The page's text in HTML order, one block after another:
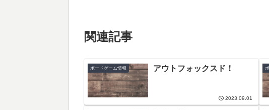
関連記事
ボードゲーム情報 アウトフォックスド！
2023.09.01